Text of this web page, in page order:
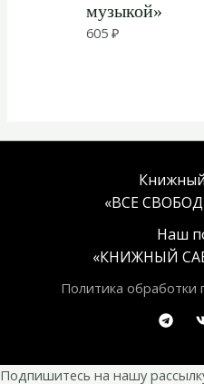
музыкой»
605₽
«ВСЕ
Наш
«КНИЖНЫЙ
Политика обработки
Подпишитесь на нашу